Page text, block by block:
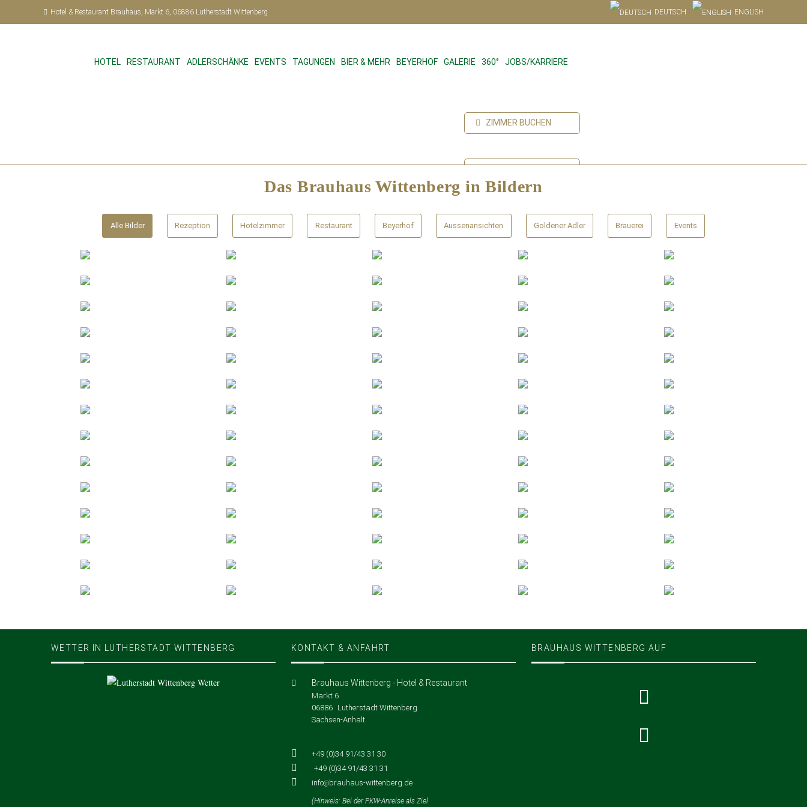
Hotel & Restaurant Brauhaus, Markt 6, 06886 Lutherstadt Wittenberg DEUTSCH ENGLISH
HOTEL RESTAURANT ADLERSCHÄNKE EVENTS TAGUNGEN BIER & MEHR BEYERHOF GALERIE 360° JOBS/KARRIERE
ZIMMER BUCHEN
GUTSCHEINE
Das Brauhaus Wittenberg in Bildern
Alle Bilder Rezeption Hotelzimmer Restaurant Beyerhof Aussenansichten Goldener Adler Brauerei Events
WETTER IN LUTHERSTADT WITTENBERG KONTAKT & ANFAHRT
Brauhaus Wittenberg - Hotel & Restaurant
Markt 6
06886 Lutherstadt Wittenberg
Sachsen-Anhalt
+49 (0)34 91/43 31 30
+49 (0)34 91/43 31 31
info
brauhaus-wittenberg de
(Hinweis: Bei der PKW-Anreise als Ziel
BRAUHAUS WITTENBERG AUF